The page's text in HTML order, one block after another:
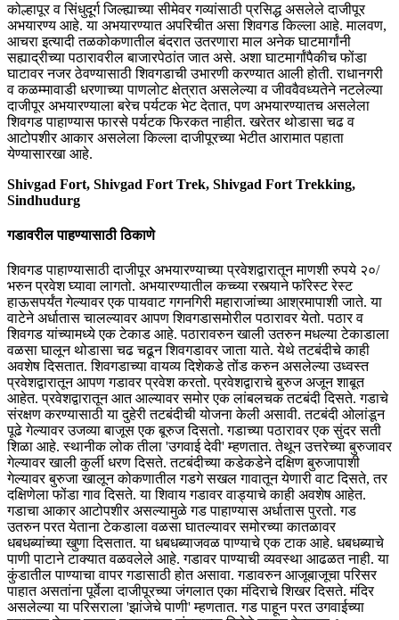
कोल्हापूर व सिंधुदूर्ग जिल्ह्याच्या सीमेवर गव्यांसाठी प्रसिद्ध असलेले दाजीपूर
अभयारण्य आहे. या अभयारण्यात अपरिचीत असा शिवगड किल्ला आहे. मालवण,
आचरा इत्यादी तळकोकणातील बंदरात उतरणारा माल अनेक घाटमार्गांनी
सह्याद्रीच्या पठारावरील बाजारपेठांत जात असे. अशा घाटमार्गांपैकीच फोंडा
घाटावर नजर ठेवण्यासाठी शिवगडाची उभारणी करण्यात आली होती. राधानगरी
व कळम्मावाडी धरणाच्या पाणलोट क्षेत्रात असलेल्या व जीववैवध्यतेने नटलेल्या
दाजीपूर अभयारण्याला बरेच पर्यटक भेट देतात, पण अभयारण्यातच असलेला
शिवगड पाहाण्यास फारसे पर्यटक फिरकत नाहीत. खरेतर थोडासा चढ व
आटोपशीर आकार असलेला किल्ला दाजीपूरच्या भेटीत आरामात पहाता
येण्यासारखा आहे.
Shivgad Fort, Shivgad Fort Trek, Shivgad Fort Trekking,
Sindhudurg
गडावरील पाहण्यासाठी ठिकाणे
शिवगड पाहाण्यासाठी दाजीपूर अभयारण्याच्या प्रवेशद्वारातून माणशी रुपये २०/
भरुन प्रवेश घ्यावा लागतो. अभयारण्यातील कच्च्या रस्त्याने फॉरेस्ट रेस्ट
हाऊसपर्यंत गेल्यावर एक पायवाट गगनगिरी महाराजांच्या आश्रमापाशी जाते. या
वाटेने अर्धातास चालल्यावर आपण शिवगडासमोरील पठारावर येतो. पठार व
शिवगड यांच्यामध्ये एक टेकाड आहे. पठारावरुन खाली उतरुन मधल्या टेकाडाला
वळसा घालून थोडासा चढ चढून शिवगडावर जाता याते. येथे तटबंदीचे काही
अवशेष दिसतात. शिवगडाच्या वायव्य दिशेकडे तोंड करुन असलेल्या उध्वस्त
प्रवेशद्वारातून आपण गडावर प्रवेश करतो. प्रवेशद्वाराचे बुरुज अजून शाबूत
आहेत. प्रवेशद्वारातून आत आल्यावर समोर एक लांबलचक तटबंदी दिसते. गडाचे
संरक्षण करण्यासाठी या दुहेरी तटबंदीची योजना केली असावी. तटबंदी ओलांडून
पूढे गेल्यावर उजव्या बाजूस एक बूरुज दिसतो. गडाच्या पठारावर एक सुंदर सती
शिळा आहे. स्थानीक लोक तीला 'उगवाई देवी' म्हणतात. तेथून उत्तरेच्या बुरुजावर
गेल्यावर खाली कुर्ली धरण दिसते. तटबंदीच्या कडेकडेने दक्षिण बुरुजापाशी
गेल्यावर बुरुजा खालून कोकणातील गडगे सखल गावातून येणारी वाट दिसते, तर
दक्षिणेला फोंडा गाव दिसते. या शिवाय गडावर वाड्याचे काही अवशेष आहेत.
गडाचा आकार आटोपशीर असल्यामुळे गड पाहाण्यास अर्धातास पुरतो. गड
उतरुन परत येताना टेकडाला वळसा घातल्यावर समोरच्या कातळावर
धबधब्यांच्या खुणा दिसतात. या धबधब्याजवळ पाण्याचे एक टाक आहे. धबधब्याचे
पाणी पाटाने टाक्यात वळवलेले आहे. गडावर पाण्याची व्यवस्था आढळत नाही. या
कुंडातील पाण्याचा वापर गडासाठी होत असावा. गडावरुन आजूबाजूचा परिसर
पाहात असतांना पूर्वेला दाजीपूरच्या जंगलात एका मंदिराचे शिखर दिसते. मंदिर
असलेल्या या परिसराला 'झांजेचे पाणी' म्हणतात. गड पाहून परत उगवाईच्या